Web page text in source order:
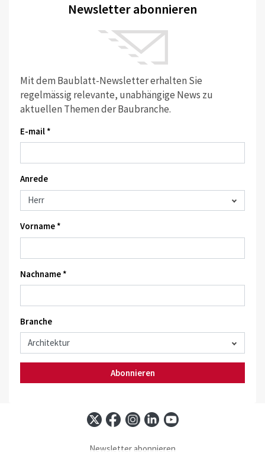
Newsletter abonnieren
Mit dem Baublatt-Newsletter erhalten Sie
regelmässig relevante, unabhängige News zu
aktuellen Themen der Baubranche.
E-mail *
Anrede
Vorname *
Nachname *
Branche
Abonnieren
Newsletter abonnieren